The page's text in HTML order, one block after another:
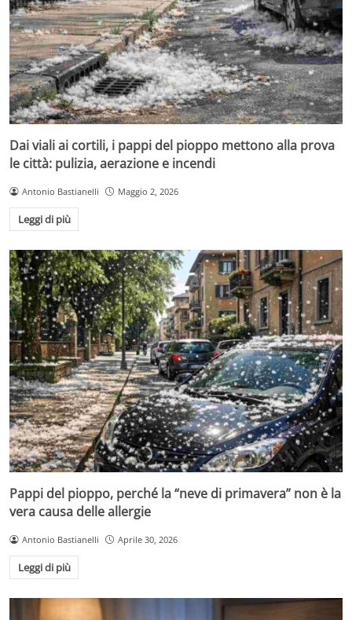
Dai viali ai cortili, i pappi del pioppo mettono alla prova
le città: pulizia, aerazione e incendi
Antonio Bastianelli Maggio 2, 2026
Leggi di più
Pappi del pioppo, perché la “neve di primavera” non è la
vera causa delle allergie
Antonio Bastianelli Aprile 30, 2026
Leggi di più